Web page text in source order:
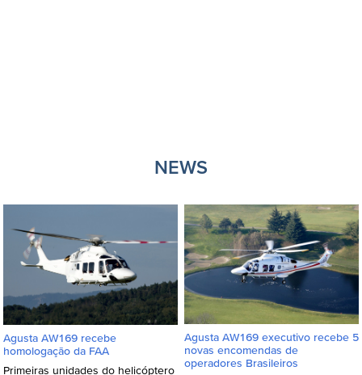
NEWS
Agusta AW169 recebe
homologação da FAA
Primeiras unidades do helicóptero
Agusta AW169 executivo recebe 5
novas encomendas de
operadores Brasileiros